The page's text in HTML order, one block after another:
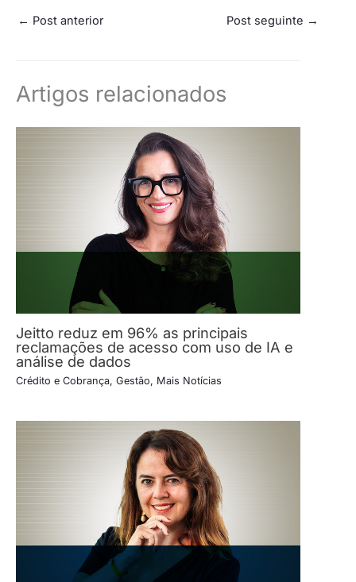
← Post anterior Post seguinte →
Artigos relacionados
Jeitto reduz em 96% as principais
reclamações de acesso com uso de IA e
análise de dados
Crédito e Cobrança, Gestão, Mais Notícias